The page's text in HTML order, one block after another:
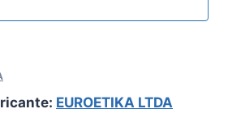
EUROETIKA LTDA